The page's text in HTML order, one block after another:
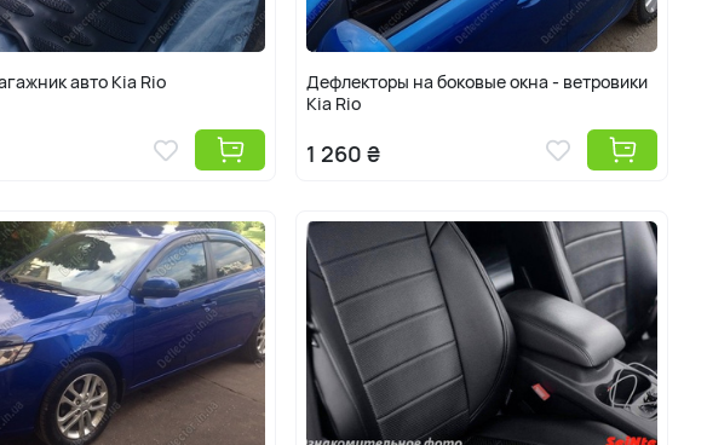
авто Kia Rio
Дефлекторы на боковые окна - ветровики
Kia Rio
1 260 ₴